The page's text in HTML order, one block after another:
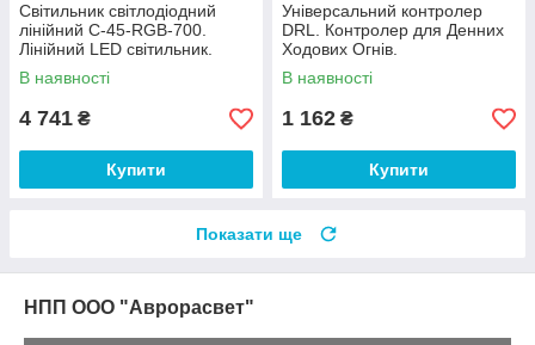
Світильник світлодіодний
лінійний C-45-RGB-700.
Лінійний LED світильник.
Світлодіодний лінійний
світильник.
В наявності
4 741 ₴
Купити
Універсальний контролер
DRL. Контролер для Денних
Ходових Огнів.
В наявності
1 162 ₴
Купити
Показати ще
НПП ООО "Аврорасвет"